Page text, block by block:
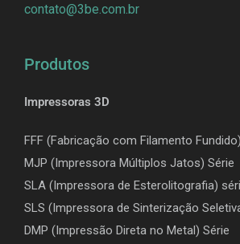
contato@3be.com.br
Produtos
Impressoras 3D
FFF (Fabricação com Filamento Fundido)
MJP (Impressora Múltiplos Jatos) Série
SLA (Impressora de Esterolitografia)
SLS (Impressora de Sinterização
DMP (Impressão Direta no Metal) Série